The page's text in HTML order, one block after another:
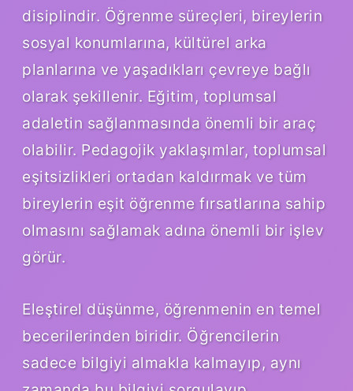
disiplindir. Öğrenme süreçleri, bireylerin
sosyal konumlarına, kültürel arka
planlarına ve yaşadıkları çevreye bağlı
olarak şekillenir. Eğitim, toplumsal
adaletin sağlanmasında önemli bir araç
olabilir. Pedagojik yaklaşımlar, toplumsal
eşitsizlikleri ortadan kaldırmak ve tüm
bireylerin eşit öğrenme fırsatlarına sahip
olmasını sağlamak adına önemli bir işlev
görür.
Eleştirel düşünme, öğrenmenin en temel
becerilerinden biridir. Öğrencilerin
sadece bilgiyi almakla kalmayıp, aynı